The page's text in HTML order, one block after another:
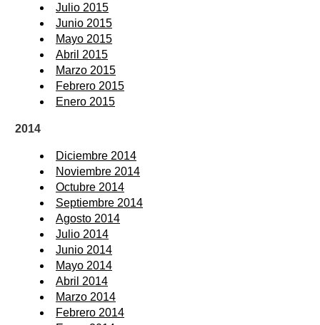
Julio 2015
Junio 2015
Mayo 2015
Abril 2015
Marzo 2015
Febrero 2015
Enero 2015
2014
Diciembre 2014
Noviembre 2014
Octubre 2014
Septiembre 2014
Agosto 2014
Julio 2014
Junio 2014
Mayo 2014
Abril 2014
Marzo 2014
Febrero 2014